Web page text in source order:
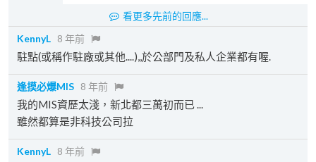
看更多先前的回應...
KennyL 8 年前
駐點(或稱作駐廠或其他....),,於公部門及私人企業都有喔.
逢摸必爆MIS 8 年前
我的MIS資歷太淺，新北都三萬初而已 ...
雖然都算是非科技公司拉
KennyL 8 年前